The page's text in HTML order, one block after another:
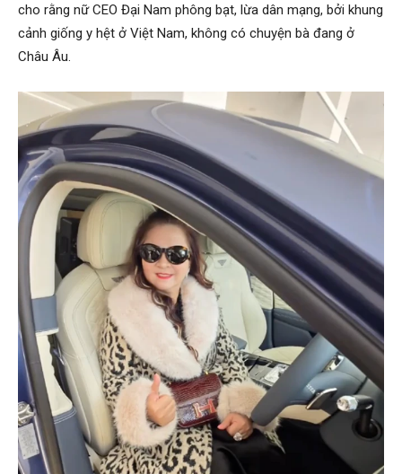
cho rằng nữ CEO Đại Nam phông bạt, lừa dân mạng, bởi khung
cảnh giống y hệt ở Việt Nam, không có chuyện bà đang ở
Châu Âu.